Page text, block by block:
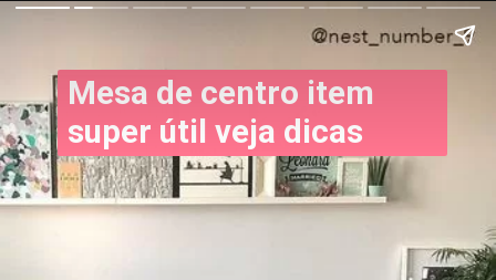
Mesa de centro item
super útil veja dicas